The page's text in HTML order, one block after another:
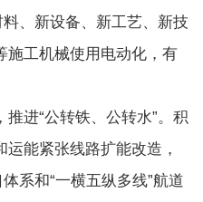
、新设备、新工艺、新技
施工机械使用电动化，有
进“公转铁、公转水”。积
能紧张线路扩能改造，
系和“一横五纵多线”航道